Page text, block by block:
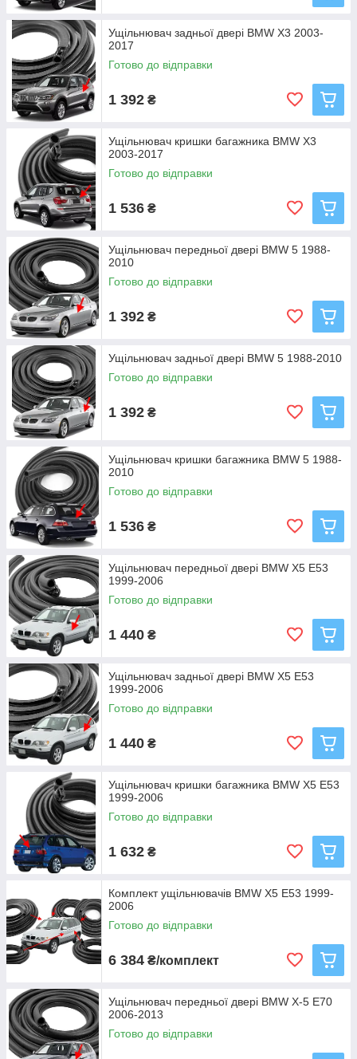
Ущільнювач задньої двері BMW X3 2003-
2017
Готово до відправки
1 392 ₴
Ущільнювач кришки багажника BMW X3
2003-2017
Готово до відправки
1 536 ₴
Ущільнювач передньої двері BMW 5 1988-
2010
Готово до відправки
1 392 ₴
Ущільнювач задньої двері BMW 5 1988-2010
Готово до відправки
1 392 ₴
Ущільнювач кришки багажника BMW 5 1988-
2010
Готово до відправки
1 536 ₴
Ущільнювач передньої двері BMW X5 E53
1999-2006
Готово до відправки
1 440 ₴
Ущільнювач задньої двері BMW X5 E53
1999-2006
Готово до відправки
1 440 ₴
Ущільнювач кришки багажника BMW X5 E53
1999-2006
Готово до відправки
1 632 ₴
Комплект ущільнювачів BMW X5 E53 1999-
2006
Готово до відправки
6 384 ₴/комплект
Ущільнювач передньої двері BMW X-5 E70
2006-2013
Готово до відправки